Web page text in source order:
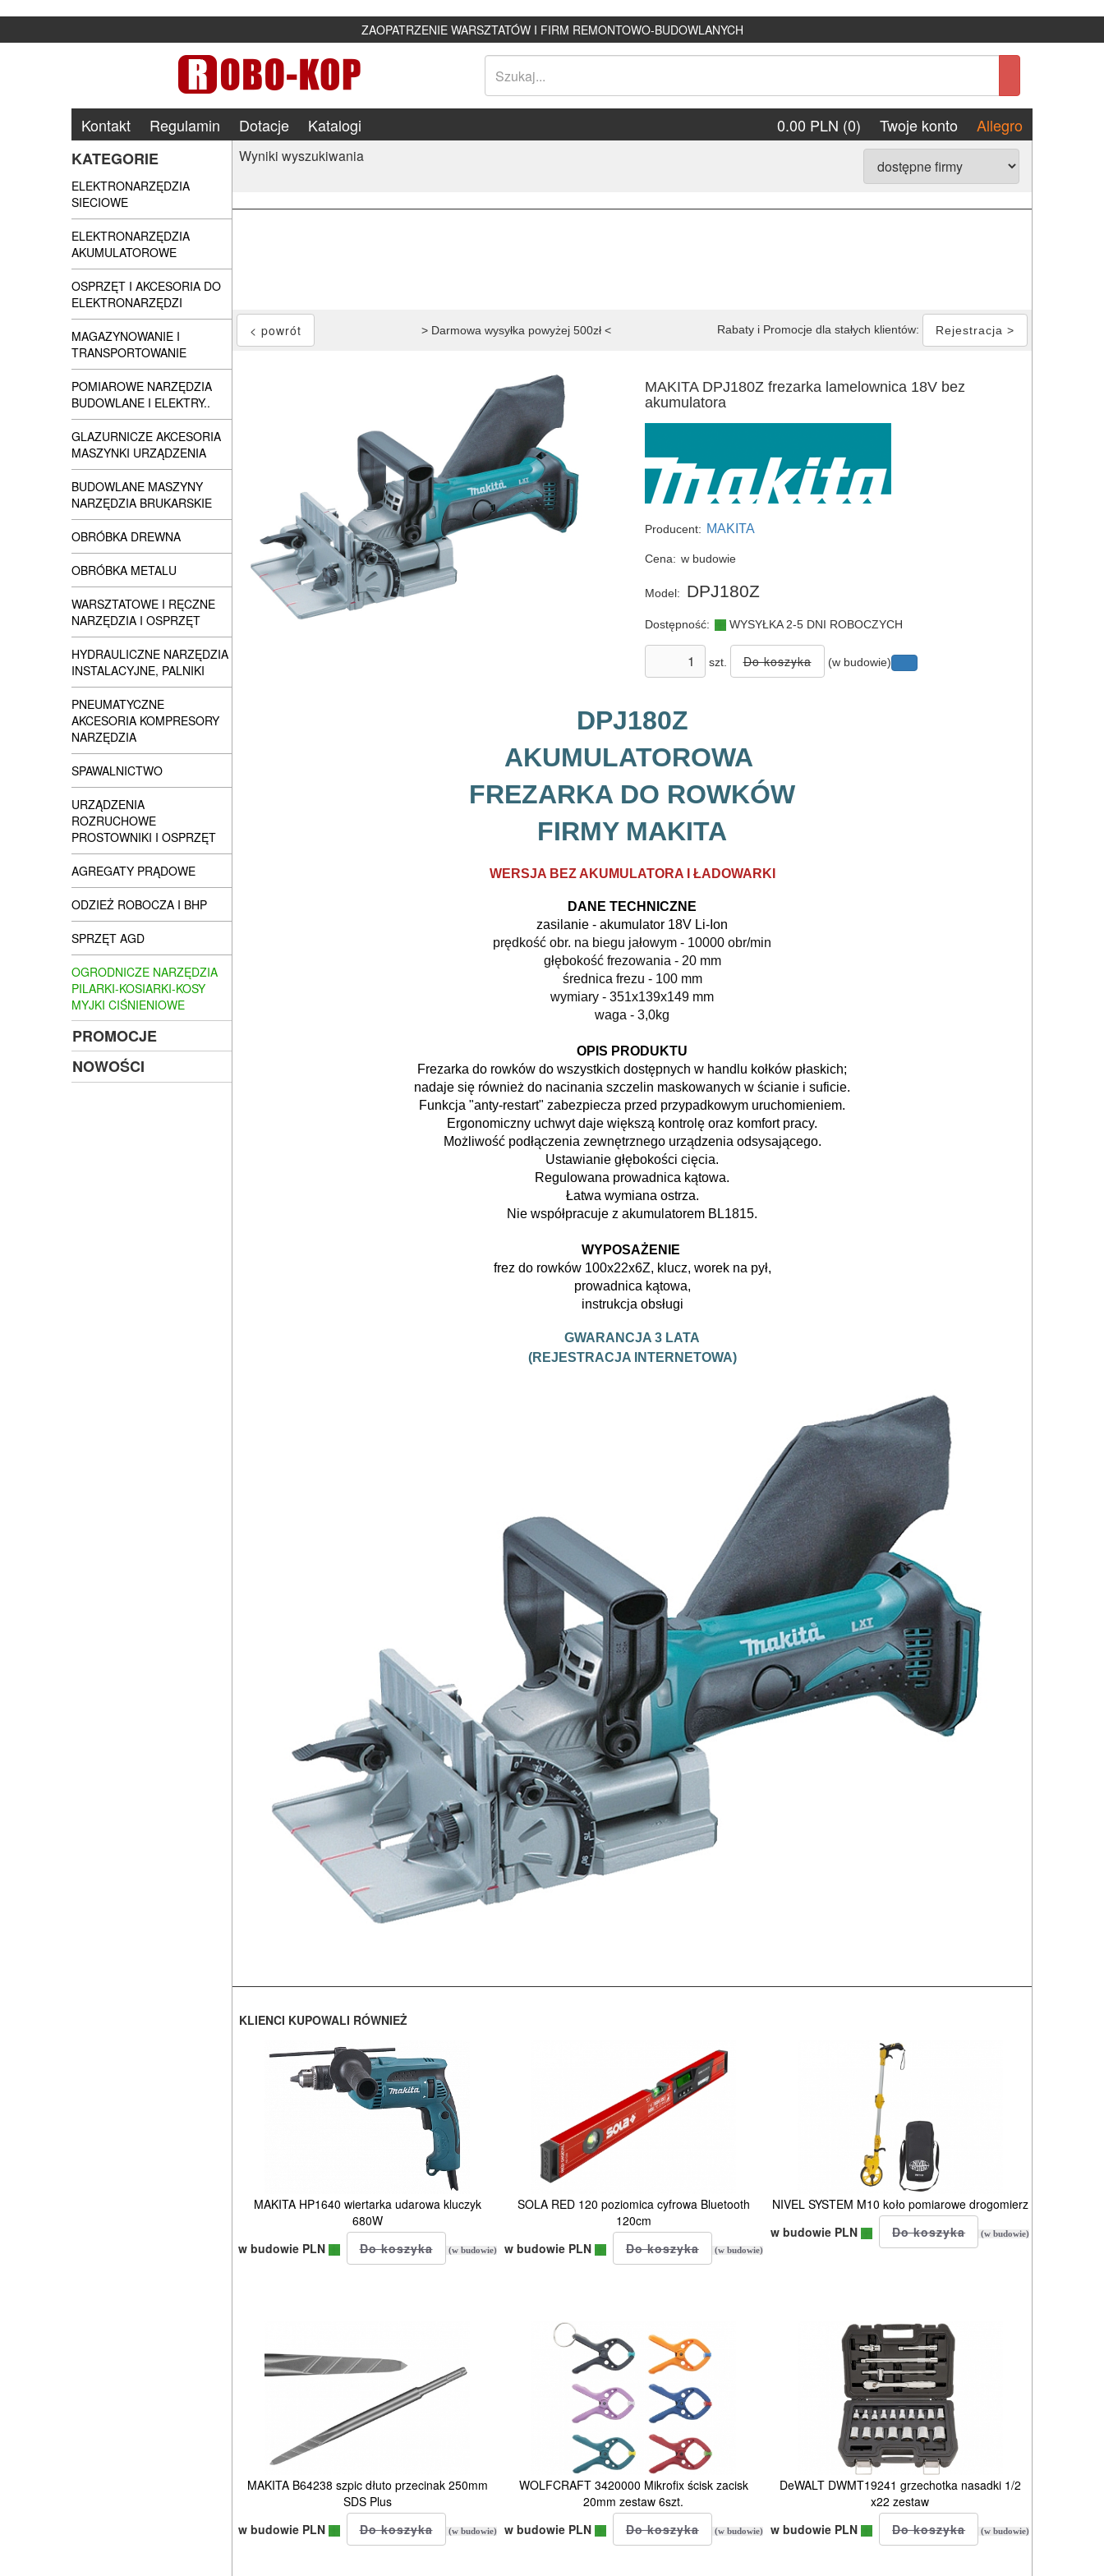
ZAOPATRZENIE WARSZTATÓW I FIRM REMONTOWO-BUDOWLANYCH
Kontakt Regulamin Dotacje Katalogi 0.00 PLN (0) Twoje konto
Allegro
KATEGORIE
ELEKTRONARZĘDZIA
SIECIOWE
ELEKTRONARZĘDZIA
AKUMULATOROWE
OSPRZĘT I AKCESORIA DO
ELEKTRONARZĘDZI
MAGAZYNOWANIE I
TRANSPORTOWANIE
POMIAROWE NARZĘDZIA
BUDOWLANE I ELEKTRY..
GLAZURNICZE AKCESORIA
MASZYNKI URZĄDZENIA
BUDOWLANE MASZYNY
NARZĘDZIA BRUKARSKIE
OBRÓBKA DREWNA
OBRÓBKA METALU
WARSZTATOWE I RĘCZNE
NARZĘDZIA I OSPRZĘT
HYDRAULICZNE NARZĘDZIA
INSTALACYJNE, PALNIKI
PNEUMATYCZNE
AKCESORIA KOMPRESORY
NARZĘDZIA
SPAWALNICTWO
URZĄDZENIA
ROZRUCHOWE
PROSTOWNIKI I OSPRZĘT
AGREGATY PRĄDOWE
ODZIEŻ ROBOCZA I BHP
SPRZĘT AGD
OGRODNICZE NARZĘDZIA
PILARKI-KOSIARKI-KOSY
MYJKI CIŚNIENIOWE
PROMOCJE
NOWOŚCI
Wyniki wyszukiwania
> Darmowa wysyłka powyżej 500zł < Rabaty i Promocje dla stałych klientów: Rejestracja >
MAKITA DPJ180Z frezarka lamelownica 18V bez
akumulatora
Producent: MAKITA
Cena: w budowie
Model: DPJ180Z
Dostępność: WYSYŁKA 2-5 DNI ROBOCZYCH
szt. (w budowie)
DPJ180Z
AKUMULATOROWA
FREZARKA DO ROWKÓW
FIRMY MAKITA
WERSJA BEZ AKUMULATORA I ŁADOWARKI
DANE TECHNICZNE
zasilanie - akumulator 18V Li-Ion
prędkość obr. na biegu jałowym - 10000 obr/min
głębokość frezowania - 20 mm
średnica frezu - 100 mm
wymiary - 351x139x149 mm
waga - 3,0kg
OPIS PRODUKTU
Frezarka do rowków do wszystkich dostępnych w handlu kołków płaskich;
nadaje się również do nacinania szczelin maskowanych w ścianie i suficie.
Funkcja "anty-restart" zabezpiecza przed przypadkowym uruchomieniem.
Ergonomiczny uchwyt daje większą kontrolę oraz komfort pracy.
Możliwość podłączenia zewnętrznego urządzenia odsysającego.
Ustawianie głębokości cięcia.
Regulowana prowadnica kątowa.
Łatwa wymiana ostrza.
Nie współpracuje z akumulatorem BL1815.
WYPOSAŻENIE
frez do rowków 100x22x6Z, klucz, worek na pył,
prowadnica kątowa,
instrukcja obsługi
GWARANCJA 3 LATA
(REJESTRACJA INTERNETOWA)
KLIENCI KUPOWALI RÓWNIEŻ
MAKITA HP1640 wiertarka udarowa kluczyk
680W
w budowie PLN
(w budowie)
SOLA RED 120 poziomica cyfrowa Bluetooth
120cm
w budowie PLN
(w budowie)
NIVEL SYSTEM M10 koło pomiarowe drogomierz
w budowie PLN
(w budowie)
MAKITA B64238 szpic dłuto przecinak 250mm
SDS Plus
w budowie PLN
(w budowie)
WOLFCRAFT 3420000 Mikrofix ścisk zacisk
20mm zestaw 6szt.
w budowie PLN
(w budowie)
DeWALT DWMT19241 grzechotka nasadki 1/2
x22 zestaw
w budowie PLN
(w budowie)